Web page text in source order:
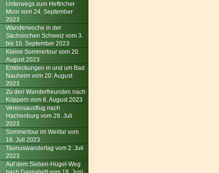
Unterwegs zum Heftricher
Moor vom 24. September
2023
Wanderwoche in der
Sächsischen Schweiz vom 3.
bis 10. September 2023
Kleine Sommertour vom 20.
August 2023
Entdeckungen in und um Bad
Nauheim vom 20. August
2023
Zu den Wanderfreunden nach
Köppern vom 6. August 2023
Vereinsausflug nach
Hachenburg vom 29. Juli
2023
Sommertour im Weiltal vom
16. Juli 2023
Taunuswandertag vom 2. Juli
2023
Auf dem Sieben-Hügel-Weg